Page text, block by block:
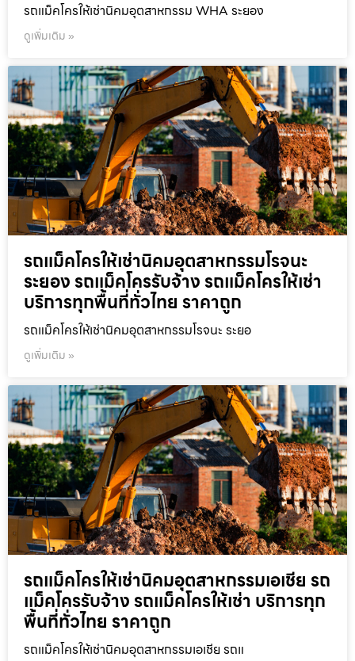
รถแม็คโครให้เช่านิคมอุตสาหกรรม WHA ระยอง
ดูเพิ่มเติม »
รถแม็คโครให้เช่านิคมอุตสาหกรรมโรจนะ
ระยอง รถแม็คโครรับจ้าง รถแม็คโครให้เช่า
บริการทุกพื้นที่ทั่วไทย ราคาถูก
รถแม็คโครให้เช่านิคมอุตสาหกรรมโรจนะ ระยอ
ดูเพิ่มเติม »
รถแม็คโครให้เช่านิคมอุตสาหกรรมเอเชีย รถ
แม็คโครรับจ้าง รถแม็คโครให้เช่า บริการทุก
พื้นที่ทั่วไทย ราคาถูก
รถแม็คโครให้เช่านิคมอุตสาหกรรมเอเชีย รถแ